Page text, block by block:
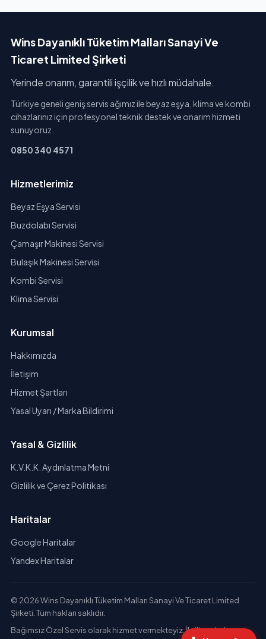
Wins Dayanıklı Tüketim Malları Sanayi Ve
Ticaret Limited Şirketi
Yerinde onarım, garantili işçilik ve hızlı müdahale.
Türkiye geneli geniş servis ağımız ile beyaz eşya, klima ve kombi
cihazlarınız için profesyonel teknik destek ve onarım hizmeti
sunuyoruz.
0850 340 4571
Hizmetlerimiz
Beyaz Eşya Servisi
Buzdolabı Servisi
Çamaşır Makinesi Servisi
Bulaşık Makinesi Servisi
Kombi Servisi
Klima Servisi
Kurumsal
Hakkımızda
İletişim
Hizmet Şartları
Yasal Uyarı / Marka Bildirimi
Yasal & Gizlilik
K.V.K.K. Aydınlatma Metni
Gizlilik ve Çerez Politikası
Haritalar
Google Haritalar
Yandex Haritalar
© 2026 Wins Dayanıklı Tüketim Malları Sanayi Ve Ticaret Limited
Şirketi. Tüm hakları saklıdır.
Bağımsız Özel Servis olarak hizmet vermekteyiz. İlgili markaların